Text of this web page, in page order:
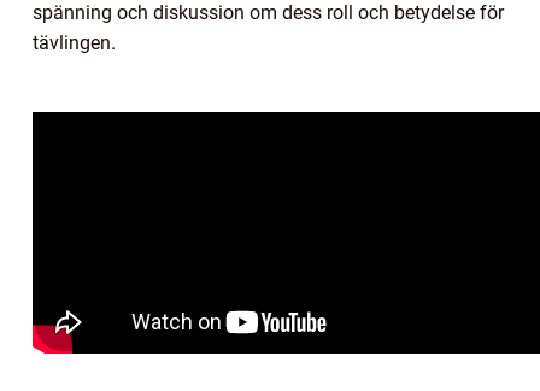
spänning och diskussion om dess roll och betydelse för
tävlingen.